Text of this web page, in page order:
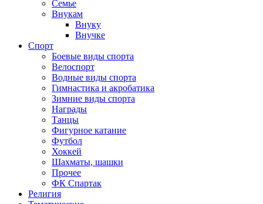
Семье
Внукам
Внуку
Внучке
Спорт
Боевые виды спорта
Велоспорт
Водные виды спорта
Гимнастика и акробатика
Зимние виды спорта
Награды
Танцы
Фигурное катание
Футбол
Хоккей
Шахматы, шашки
Прочее
ФК Спартак
Религия